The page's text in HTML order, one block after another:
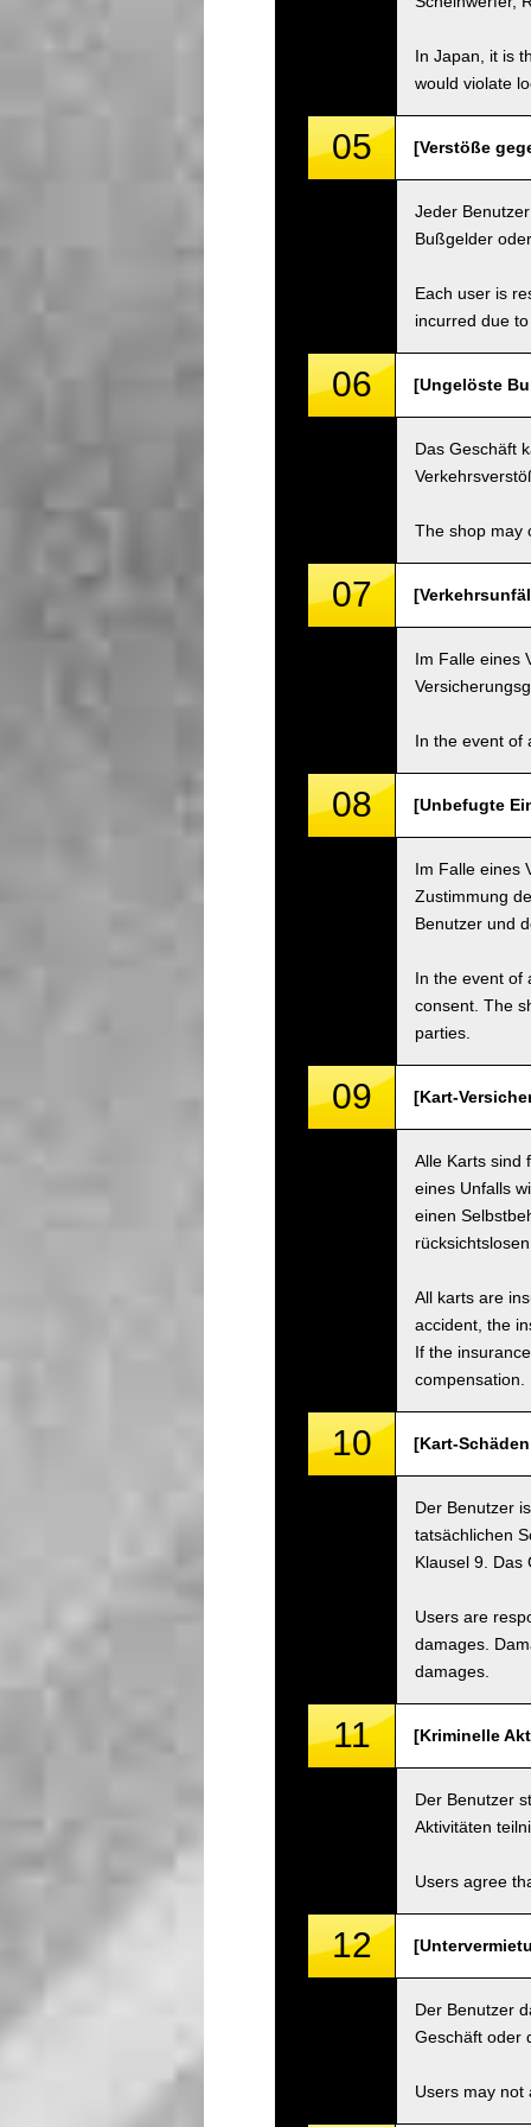
In Japan, it is
would violate
05 [Verstöße
Jeder
Bußgelder
Each user is
incurred due
06 [Ungelöste
Das Geschäft
The shop may
07
Im Falle eines
In the event of
08 [Unbefugte
Im Falle eines
Zustimmung
Benutzer und
In the event of
consent. The
parties.
09 [Kart-
Alle Karts sind
eines Unfalls
einen
All karts are
accident, the
If the
compensation.
10 [Kart-
Der Benutzer
tatsächlichen
Klausel 9. Das
Users are
damages.
damages.
11 [Kriminelle
Der Benutzer
Aktivitäten
Users agree
12
Der Benutzer
Geschäft oder
Users may not